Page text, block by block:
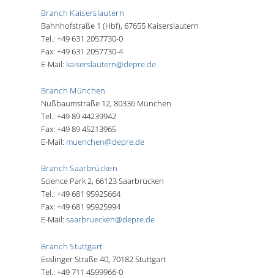
Branch Kaiserslautern
Bahnhofstraße 1 (Hbf), 67655 Kaiserslautern
Tel.: +49 631 2057730-0
Fax: +49 631 2057730-4
E-Mail: kaiserslautern@depre.de
Branch München
Nußbaumstraße 12, 80336 München
Tel.: +49 89 44239942
Fax: +49 89 45213965
E-Mail: muenchen@depre.de
Branch Saarbrücken
Science Park 2, 66123 Saarbrücken
Tel.: +49 681 95925664
Fax: +49 681 95925994
E-Mail: saarbruecken@depre.de
Branch Stuttgart
Esslinger Straße 40, 70182 Stuttgart
Tel.: +49 711 4599966-0